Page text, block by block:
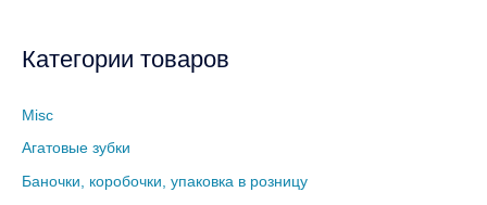
Категории товаров
Misc
Агатовые зубки
Баночки, коробочки, упаковка в розницу